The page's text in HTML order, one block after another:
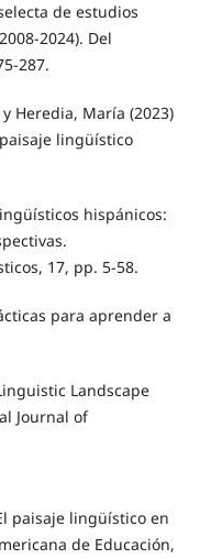
de estudios
2024). Del
287.
Heredia, María (2023)
lingüístico
hispánicos:
17, pp. 5-58.
para aprender a
Landscape
Journal of
paisaje lingüístico en
de Educación,